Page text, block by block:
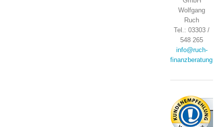
Wolfgang
Ruch
Tel.: 03303 /
548 265
info@ruch-
finanzberatung.de